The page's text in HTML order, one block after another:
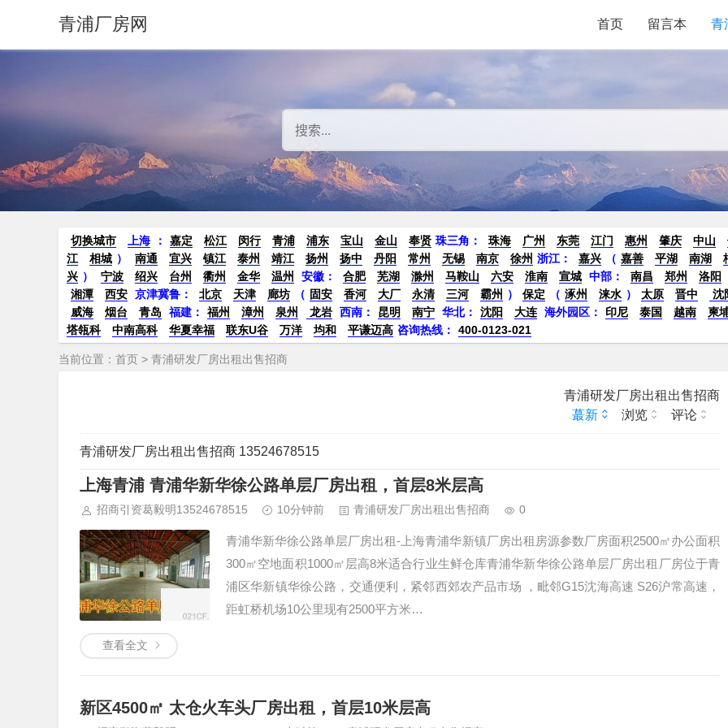
青浦厂房网 首页 留言本 青
切换城市 上海 ： 嘉定 松江 闵行 青浦 浦东 宝山 金山 奉贤 珠三角： 珠海 广州 东莞 江门 惠州 肇庆 中山
江
相城 ） 南通 宜兴 镇江 泰州 靖江 扬州 扬中 丹阳 常州 无锡 南京 徐州 浙江： 嘉兴 （ 嘉善 平湖 南湖
兴 ） 宁波 绍兴 台州 衢州 金华 温州 安徽 ： 合肥 芜湖 滁州 马鞍山 六安 淮南 宣城 中部： 南昌 郑州
洛阳
湘潭
西安 京津冀鲁： 北京 天津 廊坊 （ 固安 香河 大厂 永清 三河 霸州 ） 保定 （ 涿州 涞水 ） 太原 晋中
沈
威海
烟台 青岛 福建： 福州 漳州 泉州 龙岩 西南： 昆明 南宁 华北： 沈阳 大连 海外园区： 印尼 泰国 越南
柬
塔瓴科
中南高科 华夏幸福 联东U谷 万洋 均和 平谦迈高 咨询热线： 400-0123-021
当前位置： 首页 > 青浦研发厂房出租出售招商
青浦研发厂房出租出售招商
蕞新
浏览 评论
青浦研发厂房出租出售招商 13524678515
上海青浦 青浦华新华徐公路单层厂房出租，首层8米层高
招商引资葛毅明13524678515 10分钟前 青浦研发厂房出租出售招商 0
青浦华新华徐公路单层厂房出租-上海青浦华新镇厂房出租房源参数厂房面积2500㎡办公面积
300㎡空地面积1000㎡层高8米适合行业生鲜仓库青浦华新华徐公路单层厂房出租厂房位于青
浦区华新镇华徐公路，交通便利，紧邻西郊农产品市场 ，毗邻G15沈海高速 S26沪常高速，
距虹桥机场10公里现有2500平方米…
查看全文
新区4500㎡ 太仓火车头厂房出租，首层10米层高